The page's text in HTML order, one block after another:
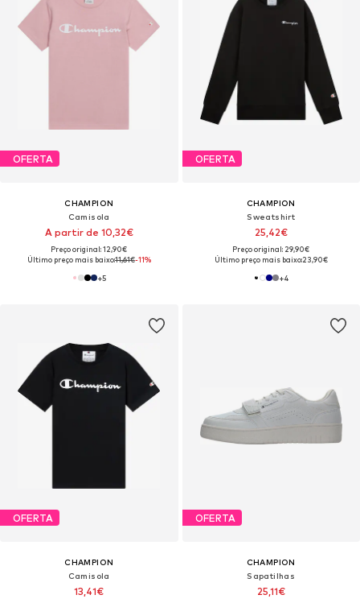
OFERTA
CHAMPION
Camisola
A partir de 10,32€
Preço original: 12,90€
Último preço mais baixo:11,61€-11%
+5
OFERTA
CHAMPION
Sweatshirt
25,42€
Preço original: 29,90€
Último preço mais baixo:23,90€
+4
OFERTA
CHAMPION
Camisola
13,41€
OFERTA
CHAMPION
Sapatilhas
25,11€